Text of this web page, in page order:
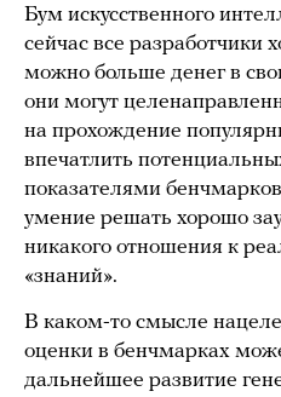
Бум искусственного
сейчас все разработчики
можно больше денег в
они могут
на прохождение
впечатлить
показателями
умение решать хорошо
никакого отношения к
«знаний».
В каком-то смысле
оценки в бенчмарках
дальнейшее развитие